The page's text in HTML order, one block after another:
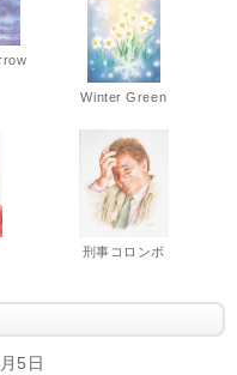
Winter Green
刑事コロンボ
5日